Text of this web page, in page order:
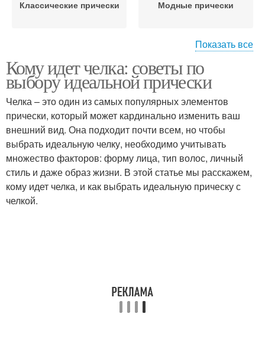
Классические прически Модные прически
Деловые прически
лица
Показать все
Кому идет челка: советы по
выбору идеальной прически
Челка – это один из самых популярных элементов
прически, который может кардинально изменить ваш
внешний вид. Она подходит почти всем, но чтобы
выбрать идеальную челку, необходимо учитывать
множество факторов: форму лица, тип волос, личный
стиль и даже образ жизни. В этой статье мы расскажем,
кому идет челка, и как выбрать идеальную прическу с
челкой.